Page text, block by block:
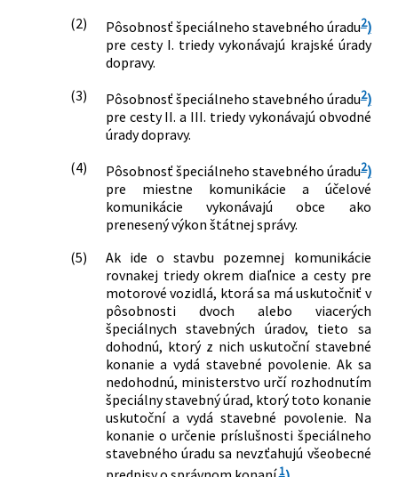
(2)
Pôsobnosť špeciálneho stavebného úradu2)
pre cesty I. triedy vykonávajú krajské úrady
dopravy.
(3)
Pôsobnosť špeciálneho stavebného úradu2)
pre cesty II. a III. triedy vykonávajú obvodné
úrady dopravy.
(4)
Pôsobnosť špeciálneho stavebného úradu2)
pre miestne komunikácie a účelové
komunikácie vykonávajú obce ako
prenesený výkon štátnej správy.
(5)
Ak ide o stavbu pozemnej komunikácie
rovnakej triedy okrem diaľnice a cesty pre
motorové vozidlá, ktorá sa má uskutočniť v
pôsobnosti dvoch alebo viacerých
špeciálnych stavebných úradov, tieto sa
dohodnú, ktorý z nich uskutoční stavebné
konanie a vydá stavebné povolenie. Ak sa
nedohodnú, ministerstvo určí rozhodnutím
špeciálny stavebný úrad, ktorý toto konanie
uskutoční a vydá stavebné povolenie. Na
konanie o určenie príslušnosti špeciálneho
stavebného úradu sa nevzťahujú všeobecné
1